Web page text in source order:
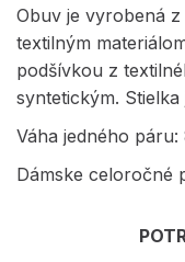
Obuv je vyrobená
textilným
podšívkou z
syntetickým.
Váha jedného páru:
Dámske celoročné